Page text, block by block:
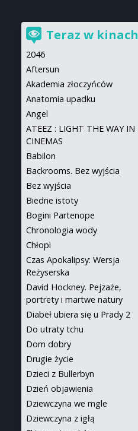
Teraz w kinach
2046
Aftersun
Akademia złoczyńców
Anatomia upadku
Angel
ATEEZ : LIGHT THE WAY IN
CINEMAS
Babilon
Backrooms. Bez wyjścia
Bez wyjścia
Biedne istoty
Bogini Partenope
Chronologia wody
Chłopi
Czas Apokalipsy: Wersja
Reżyserska
David Hockney. Pejzaże,
portrety i martwe natury
Diabeł ubiera się u Prady 2
Do utraty tchu
Dom dobry
Drugie życie
Dzieci z Bullerbyn
Dzień objawienia
Dziewczyna we mgle
Dziewczyna z igłą